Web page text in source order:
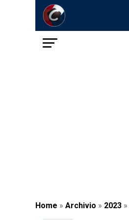
Home » Archivio » 2023 »